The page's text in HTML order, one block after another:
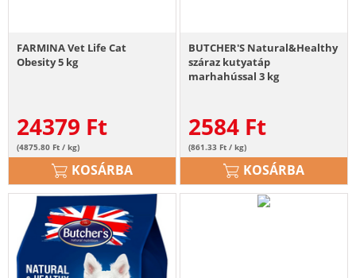
FARMINA Vet Life Cat
Obesity 5 kg
24379 Ft
(4875.80 Ft / kg)
KOSÁRBA
BUTCHER'S Natural&Healthy
száraz kutyatáp
marhahússal 3 kg
2584 Ft
(861.33 Ft / kg)
KOSÁRBA